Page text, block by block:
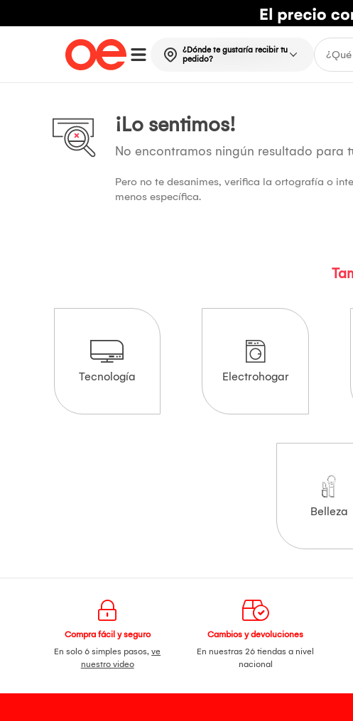
¿Dónde te gustaría recibir tu
pedido?
¡Lo sentimos!
No encontramos ningún resultado para
Pero no te desanimes, verifica la ortografía o
menos específica.
Tecnología Electrohogar
Belleza
Compra fácil y seguro
En solo 6 simples pasos,ve
nuestro video
Cambios y devoluciones
En nuestras 26 tiendas a nivel
nacional